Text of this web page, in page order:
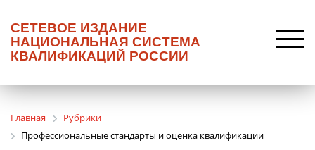
СЕТЕВОЕ ИЗДАНИЕ
НАЦИОНАЛЬНАЯ СИСТЕМА
КВАЛИФИКАЦИЙ РОССИИ
Главная
Рубрики
Профессиональные стандарты и оценка квалификации